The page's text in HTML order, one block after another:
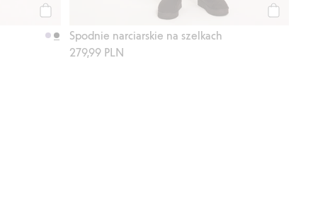
Spodnie narciarskie na szelkach
279,99 PLN